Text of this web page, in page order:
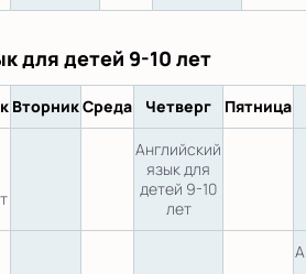
для детей 9-10 лет
ВторникСреда Четверг Пятница
Английский
язык для
детей 9-10
лет